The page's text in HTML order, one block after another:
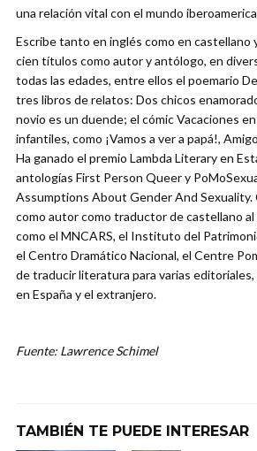
una relación vital con el mundo
Escribe tanto en inglés como en castellano
cien títulos como autor y antólogo, en
todas las edades, entre ellos el poemario
tres libros de relatos: Dos chicos
novio es un duende; el cómic Vacaciones
infantiles, como ¡Vamos a ver a papá!,
Ha ganado el premio Lambda Literary en
antologías First Person Queer y
Assumptions About Gender And Sexuality.
como autor como traductor de castellano
como el MNCARS, el Instituto del
el Centro Dramático Nacional, el Centre
de traducir literatura para varias
en España y el extranjero.
Fuente: Lawrence Schimel
TAMBIÉN TE PUEDE INTERESAR